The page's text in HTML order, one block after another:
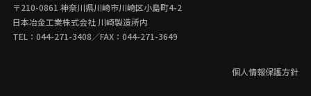
〒210-0861 神奈川県川崎市川崎区小島町4-2
日本冶金工業株式会社 川崎製造所内
TEL： 044-271-3408／FAX：044-271-3649
個人情報保護方針